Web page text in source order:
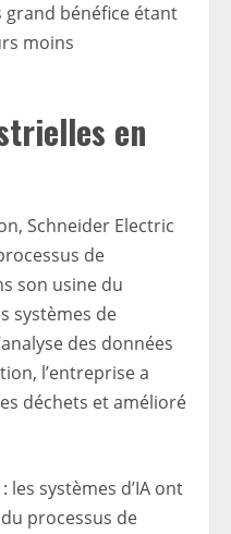
grand bénéfice étant
moins
en
Schneider Electric
de
son usine du
systèmes de
des données
l’entreprise a
déchets et amélioré
les systèmes d’IA ont
processus de